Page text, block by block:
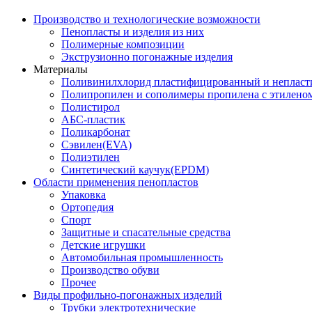
Производство и технологические возможности
Пенопласты и изделия из них
Полимерные композиции
Экструзионно погонажные изделия
Материалы
Поливинилхлорид пластифицированный и
Полипропилен и сополимеры пропилена с
Полистирол
АБС-пластик
Поликарбонат
Сэвилен(EVA)
Полиэтилен
Синтетический каучук(EPDM)
Области применения пенопластов
Упаковка
Ортопедия
Спорт
Защитные и спасательные средства
Детские игрушки
Автомобильная промышленность
Производство обуви
Прочее
Виды профильно-погонажных изделий
Трубки электротехнические